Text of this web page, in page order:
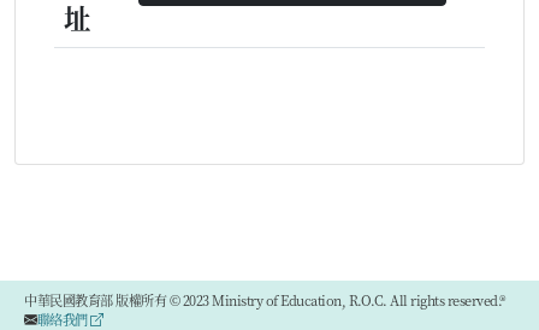
址
中華民國教育部 版權所有 © 2023 Ministry of Education, R.O.C. All rights reserved.®
聯絡我們